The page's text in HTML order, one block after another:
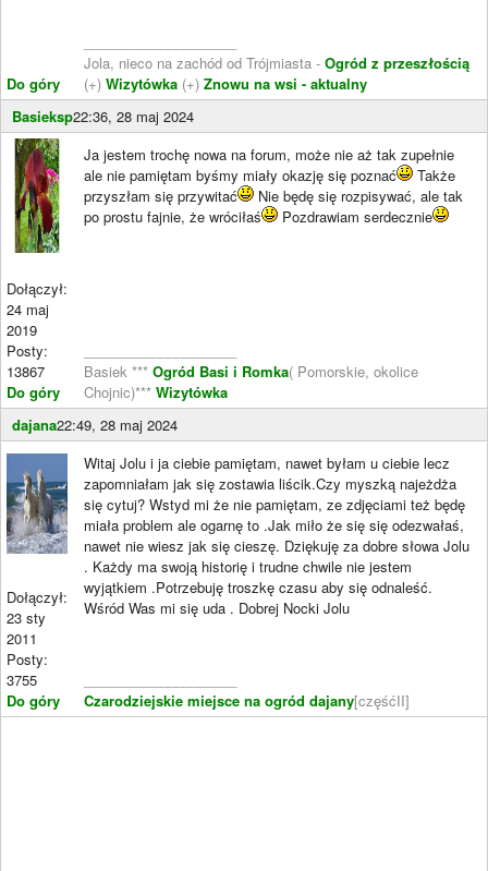
Do góry
Jola, nieco na zachód od Trójmiasta - Ogród z przeszłością
(+) Wizytówka (+) Znowu na wsi - aktualny
Basieksp22:36, 28 maj 2024
Dołączył:
24 maj
2019
Posty:
13867
Do góry
Ja jestem trochę nowa na forum, może nie aż tak zupełnie
ale nie pamiętam byśmy miały okazję się poznać
Także
przyszłam się przywitać
Nie będę się rozpisywać, ale tak
po prostu fajnie, że wróciłaś
Pozdrawiam serdecznie
Basiek *** Ogród Basi i Romka( Pomorskie, okolice
Chojnic)*** Wizytówka
dajana22:49, 28 maj 2024
Dołączył:
23 sty
2011
Posty:
3755
Do góry
Witaj Jolu i ja ciebie pamiętam, nawet byłam u ciebie lecz
zapomniałam jak się zostawia liścik.Czy myszką najeżdża
się cytuj? Wstyd mi że nie pamiętam, ze zdjęciami też będę
miała problem ale ogarnę to .Jak miło że się się odezwałaś,
nawet nie wiesz jak się cieszę. Dziękuję za dobre słowa Jolu
. Każdy ma swoją historię i trudne chwile nie jestem
wyjątkiem .Potrzebuję troszkę czasu aby się odnaleść.
Wśród Was mi się uda . Dobrej Nocki Jolu
Czarodziejskie miejsce na ogród dajany[częśćII]